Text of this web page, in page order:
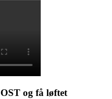
og få løftet